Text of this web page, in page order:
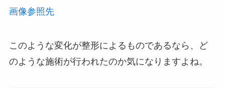
画像参照先
このような変化が整形によるものであるなら、ど
のような施術が行われたのか気になりますよね。